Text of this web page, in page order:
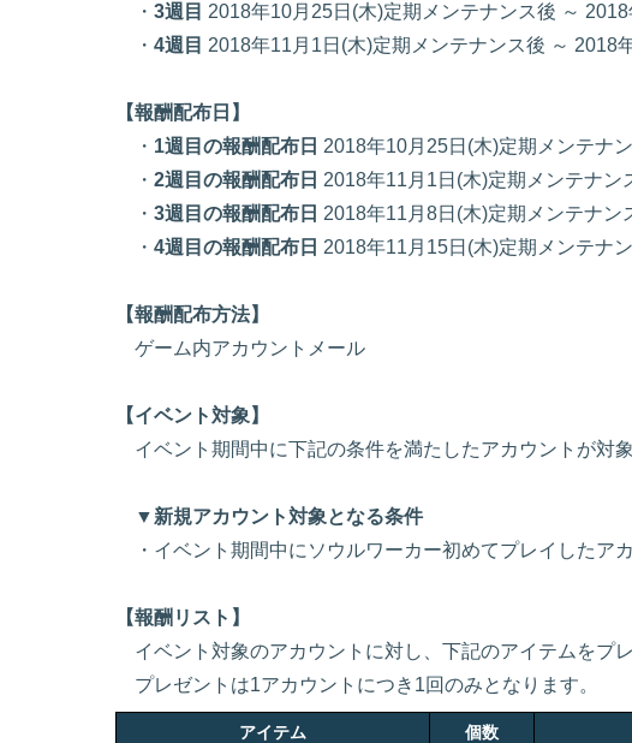
・ 3週目 2018年10月25日(木)定期メンテナンス後 ～
・ 4週目 2018年11月1日(木)定期メンテナンス後 ～ 2018
【報酬配布日】
・ 1週目の報酬配布日 2018年10月25日(木)定期メンテナ
・ 2週目の報酬配布日 2018年11月1日(木)定期メンテナン
・ 3週目の報酬配布 日 2018年11月8日(木)定期メンテナン
・ 4週目の報酬配布日 2018年11月15日(木)定期メンテナ
【報酬配布方法】
ゲーム内アカウントメール
【イベント対象】
イベント期間中に下記の条件を満たしたアカウントが対象
▼新規アカウント対象となる条件
・イベント期間中にソウルワーカー初めてプレイしたア
【報酬リスト】
イベント対象のアカウントに対し、下記のアイテムをプレ
プレゼントは1アカウントにつき1回のみとなります。
アイテム 個数